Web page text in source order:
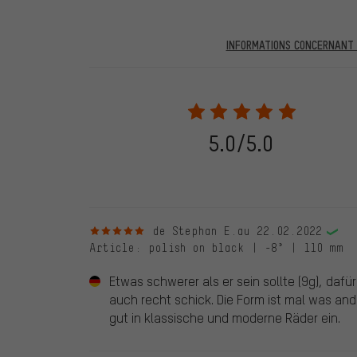
INFORMATIONS
partir du 28.05.2022, seules les évaluations vérifiées
être indiqué lors de l'évaluation du produit. Nous ne
de commande. Toutes les évaluations vérifiées sont
vérifiées jusqu'au 28.05.2022 et à partir du
évaluations de clients qui n'ont pas acheté chez
d'une coche verte. Nous publions toutes les
5.0/5.0
5 sur 5 étoilesde Stephan E. au 22.02.2022
Article : polish on black | -8° | 110 mm
Etwas schwerer als er sein sollte (9g),
auch recht schick. Die Form ist mal was
gut in klassische und moderne Räder ein.